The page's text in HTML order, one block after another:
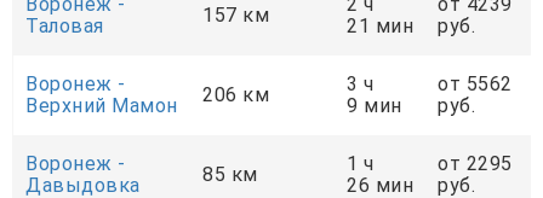
Таловая
157 км
21 мин
руб.
Воронеж -
Верхний Мамон
206 км
3 ч
9 мин
от 5562
руб.
Воронеж -
Давыдовка
85 км
1 ч
26 мин
от 2295
руб.